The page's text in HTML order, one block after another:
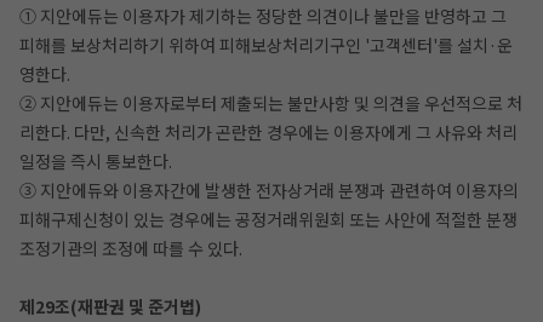
① 지안에듀는 이용자가 제기하는 정당한 의견이나 불만을 반영하고 그
피해를 보상처리하기 위하여 피해보상처리기구인 '고객센터'를 설치·운
영한다.
② 지안에듀는 이용자로부터 제출되는 불만사항 및 의견을 우선적으로 처
리한다. 다만, 신속한 처리가 곤란한 경우에는 이용자에게 그 사유와 처리
일정을 즉시 통보한다.
③ 지안에듀와 이용자간에 발생한 전자상거래 분쟁과 관련하여 이용자의
피해구제신청이 있는 경우에는 공정거래위원회 또는 사안에 적절한 분쟁
조정기관의 조정에 따를 수 있다.
제29조(재판권 및 준거법)